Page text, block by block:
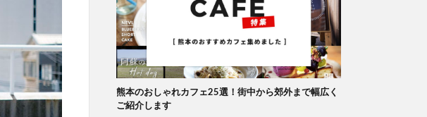
熊本のおしゃれカフェ25選！街中から郊外まで幅広く
ご紹介します